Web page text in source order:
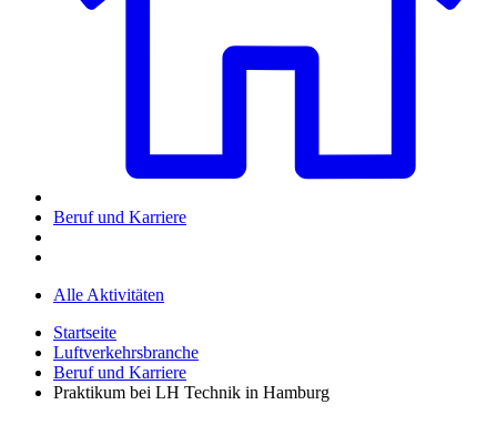
Beruf und Karriere
Alle Aktivitäten
Startseite
Luftverkehrsbranche
Beruf und Karriere
Praktikum bei LH Technik in Hamburg